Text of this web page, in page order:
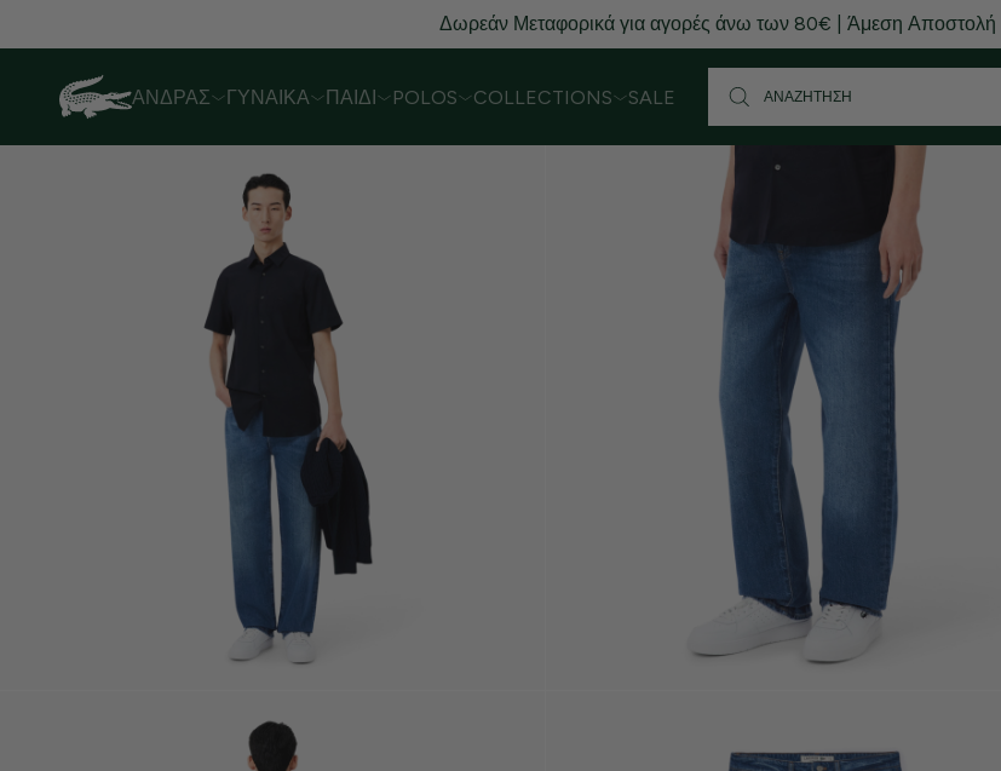
Δωρεάν Μεταφορικά για αγορές άνω των 80€ | Άμεση
ΆΝΔΡΑΣ ΓΥΝΑΊΚΑ ΠΑΙΔΊ POLOS COLLECTIONS SALE